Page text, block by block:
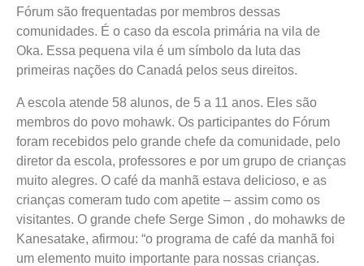
Fórum são frequentadas por membros dessas
comunidades. É o caso da escola primária na vila de
Oka. Essa pequena vila é um símbolo da luta das
primeiras nações do Canadá pelos seus direitos.
A escola atende 58 alunos, de 5 a 11 anos. Eles são
membros do povo mohawk. Os participantes do Fórum
foram recebidos pelo grande chefe da comunidade, pelo
diretor da escola, professores e por um grupo de crianças
muito alegres. O café da manhã estava delicioso, e as
crianças comeram tudo com apetite – assim como os
visitantes. O grande chefe Serge Simon , do mohawks de
Kanesatake, afirmou: “o programa de café da manhã foi
um elemento muito importante para nossas crianças.